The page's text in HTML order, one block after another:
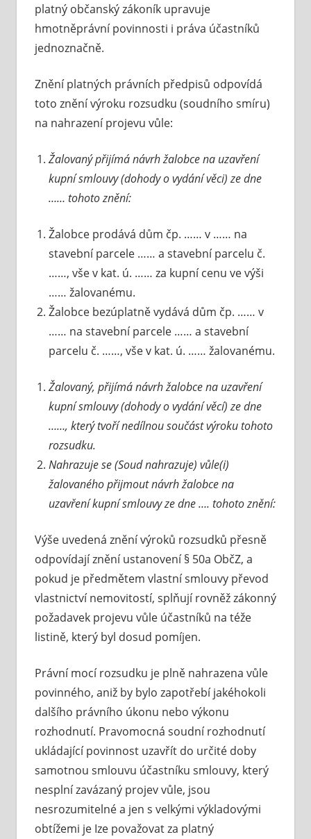
platný občanský zákoník upravuje
hmotněprávní povinnosti i práva účastníků
jednoznačně.
Znění platných právních předpisů odpovídá
toto znění výroku rozsudku (soudního smíru)
na nahrazení projevu vůle:
Žalovaný přijímá návrh žalobce na uzavření
kupní smlouvy (dohody o vydání věci) ze dne
…… tohoto znění:
Žalobce prodává dům čp. …… v …… na
stavební parcele …… a stavební parcelu č.
……, vše v kat. ú. …… za kupní cenu ve výši
…… žalovanému.
Žalobce bezúplatně vydává dům čp. …… v
…… na stavební parcele …… a stavební
parcelu č. ……, vše v kat. ú. …… žalovanému.
Žalovaný, přijímá návrh žalobce na uzavření
kupní smlouvy (dohody o vydání věcí) ze dne
……, který tvoří nedílnou součást výroku tohoto
rozsudku.
Nahrazuje se (Soud nahrazuje) vůle(i)
žalovaného přijmout návrh žalobce na
uzavření kupní smlouvy ze dne …. tohoto znění:
Výše uvedená znění výroků rozsudků přesně
odpovídají znění ustanovení § 50a ObčZ, a
pokud je předmětem vlastní smlouvy převod
vlastnictví nemovitostí, splňují rovněž zákonný
požadavek projevu vůle účastníků na téže
listině, který byl dosud pomíjen.
Právní mocí rozsudku je plně nahrazena vůle
povinného, aniž by bylo zapotřebí jakéhokoli
dalšího právního úkonu nebo výkonu
rozhodnutí. Pravomocná soudní rozhodnutí
ukládající povinnost uzavřít do určité doby
samotnou smlouvu účastníku smlouvy, který
nesplní zavázaný projev vůle, jsou
nesrozumitelné a jen s velkými výkladovými
obtížemi je Ize považovat za platný